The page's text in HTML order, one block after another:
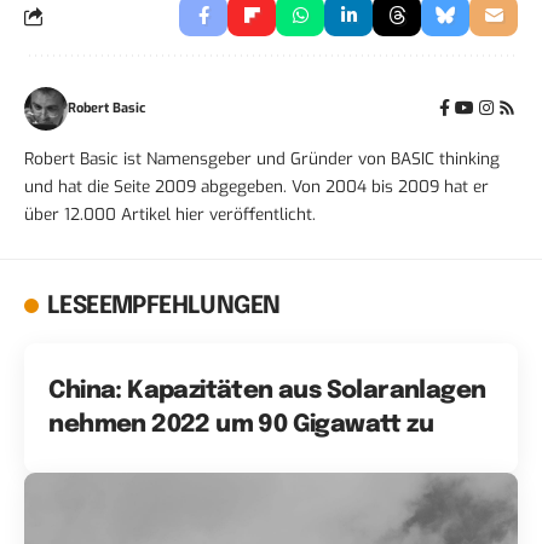
Robert Basic
Robert Basic ist Namensgeber und Gründer von BASIC thinking
und hat die Seite 2009 abgegeben. Von 2004 bis 2009 hat er
über 12.000 Artikel hier veröffentlicht.
LESEEMPFEHLUNGEN
China: Kapazitäten aus Solaranlagen
nehmen 2022 um 90 Gigawatt zu